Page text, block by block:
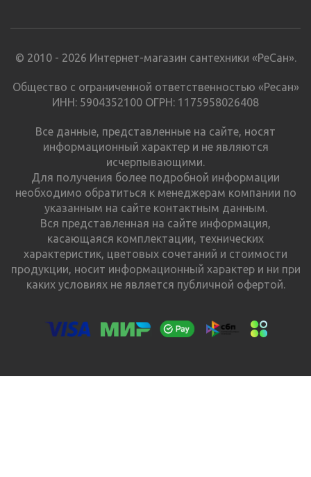
© 2010 - 2026 Интернет-магазин сантехники «РеСан».
Общество с ограниченной ответственностью «Ресан»
ИНН: 5904352100 ОГРН: 1175958026408
Все данные, представленные на сайте, носят
информационный характер и не являются
исчерпывающими.
Для получения более подробной информации
необходимо обратиться к менеджерам компании по
указанным на сайте контактным данным.
Вся представленная на сайте информация,
касающаяся комплектации, технических
характеристик, цветовых сочетаний и стоимости
продукции, носит информационный характер и ни при
каких условиях не является публичной офертой.